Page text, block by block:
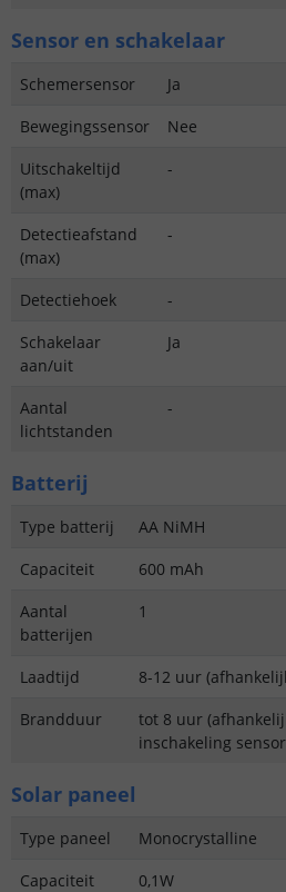
Sensor en schakelaar
Schemersensor
Ja
Bewegingssensor
Nee
Uitschakeltijd
(max)
-
Detectieafstand
(max)
-
Detectiehoek
-
Schakelaar
aan/uit
Ja
Aantal
lichtstanden
-
Batterij
Type batterij
AA NiMH
Capaciteit
600 mAh
Aantal
batterijen
1
Laadtijd
8-12 uur
Brandduur
tot 8 uur
inschakeling
Solar paneel
Type paneel
Monocrystalline
Capaciteit
0,1W